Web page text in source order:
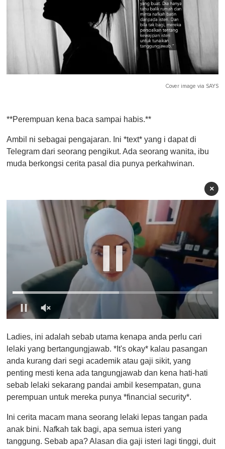
Cover image via SAYS
**Perempuan kena baca sampai habis.**
Ambil ni sebagai pengajaran. Ini *text* yang i dapat di
Telegram dari seorang pengikut. Ada seorang wanita, ibu
muda berkongsi cerita pasal dia punya perkahwinan.
×
f
1
i
n
u
t
e
,
Ladies, ini adalah sebab utama kenapa anda perlu cari
lelaki yang bertangungjawab. *It's okay* kalau pasangan
anda kurang dari segi academik atau gaji sikit, yang
penting mesti kena ada tangungjawab dan kena hati-hati
sebab lelaki sekarang pandai ambil kesempatan, guna
perempuan untuk mereka punya *financial security*.
Ini cerita macam mana seorang lelaki lepas tangan pada
anak bini. Nafkah tak bagi, apa semua isteri yang
tanggung. Sebab apa? Alasan dia gaji isteri lagi tinggi, duit